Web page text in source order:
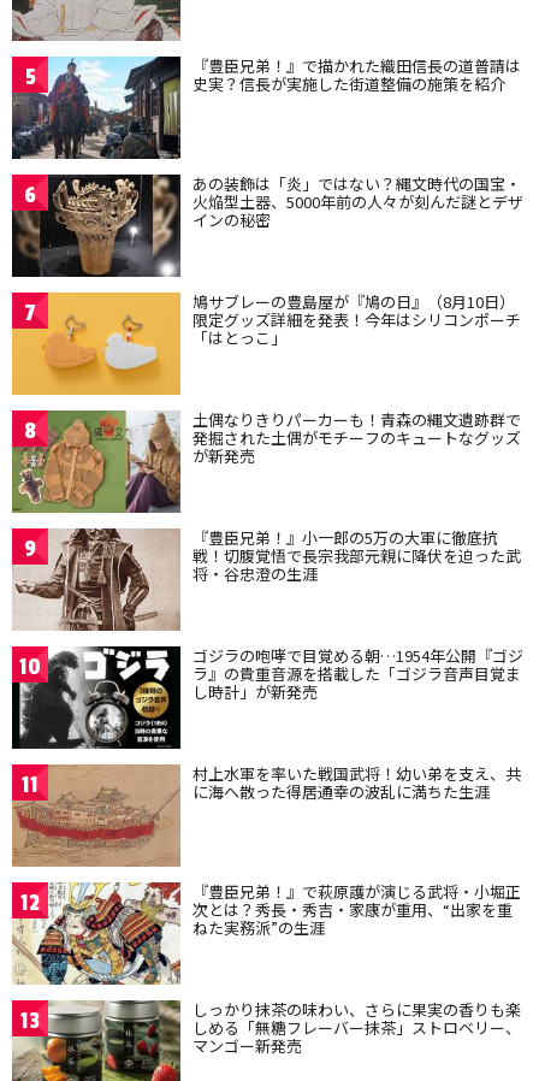
5 『豊臣兄弟！』で描かれた織田信長の道普請は
史実？信長が実施した街道整備の施策を紹介
6 あの装飾は「炎」ではない？縄文時代の国宝・
火焔型土器、5000年前の人々が刻んだ謎とデザ
インの秘密
7 鳩サブレーの豊島屋が『鳩の日』（8月10日）
限定グッズ詳細を発表！今年はシリコンポーチ
「はとっこ」
8 土偶なりきりパーカーも！青森の縄文遺跡群で
発掘された土偶がモチーフのキュートなグッズ
が新発売
9 『豊臣兄弟！』小一郎の5万の大軍に徹底抗
戦！切腹覚悟で長宗我部元親に降伏を迫った武
将・谷忠澄の生涯
10 ゴジラの咆哮で目覚める朝…1954年公開『ゴジ
ラ』の貴重音源を搭載した「ゴジラ音声目覚ま
し時計」が新発売
11 村上水軍を率いた戦国武将！幼い弟を支え、共
に海へ散った得居通幸の波乱に満ちた生涯
12 『豊臣兄弟！』で萩原護が演じる武将・小堀正
次とは？秀長・秀吉・家康が重用、“出家を重
ねた実務派”の生涯
13 しっかり抹茶の味わい、さらに果実の香りも楽
しめる「無糖フレーバー抹茶」ストロベリー、
マンゴー新発売